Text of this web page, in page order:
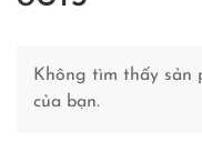
Không tìm thấy sản
của bạn.